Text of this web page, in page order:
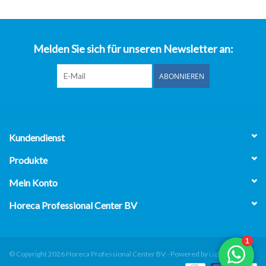
Melden Sie sich für unseren Newsletter an:
ABONNIEREN
Kundendienst
Produkte
Mein Konto
Horeca Professional Center BV
© Copyright 2026 Horeca Professional Center BV - Powered by Lightspeed